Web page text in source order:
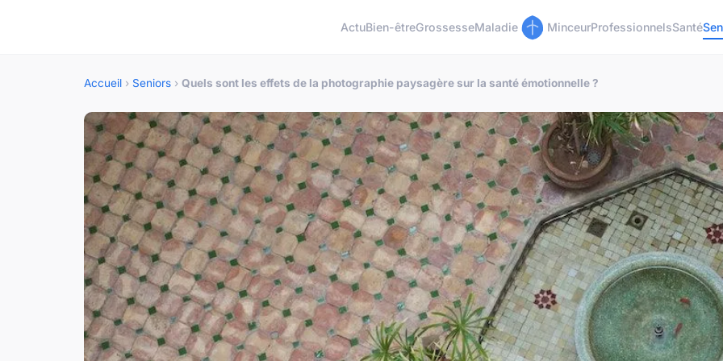
ActuBien-êtreGrossesseMaladie MinceurProfessionnelsSanté
Accueil › Seniors › Quels sont les effets de la photographie paysagère sur la santé émotionnelle ?